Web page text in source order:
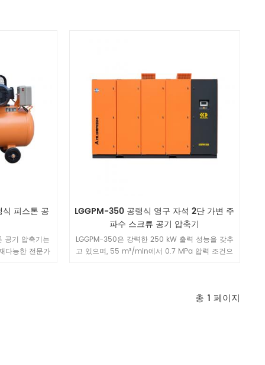
피스톤 공
공기 압축기는
다능한 전문가
LGGPM-350 공랭식 영구 자석 2단 가변 주
파수 스크류 공기 압축기
LGGPM-350은 강력한 250 kW 출력 성능을 갖추
고 있으며, 55 m³/min에서 0.7 MPa 압력 조건으
팬을 통해 고출력 장치에 시원하고 안정적인 작동
총 1 페이지